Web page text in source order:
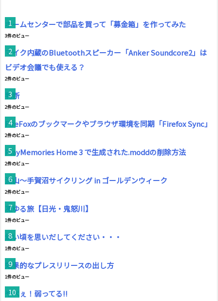
ホームセンターで部品を買って「募金箱」を作ってみた
3件のビュー
マイク内蔵のBluetoothスピーカー「Anker Soundcore2」は
ビデオ会議でも使える？
2件のビュー
判断
2件のビュー
FireFoxのブックマークやブラウザ環境を同期「Firefox Sync」
2件のビュー
PlayMemories Home 3 で生成された.moddの削除方法
2件のビュー
流山～手賀沼サイクリング in ゴールデンウィーク
2件のビュー
凍ゆる旅【日光・鬼怒川】
1件のビュー
幼い頃を思いだしてください・・・
1件のビュー
効果的なプレスリリースの出し方
1件のビュー
やべぇ！弱ってる!!